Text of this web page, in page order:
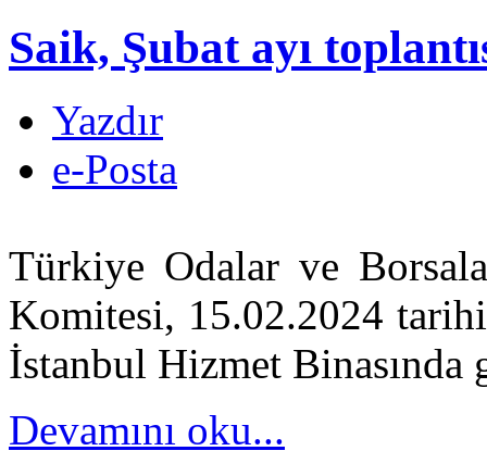
Saik, Şubat ayı
Yazdır
e-Posta
Türkiye Odalar ve
Komitesi, 15.02.2024
İstanbul Hizmet Binasında
Devamını oku...